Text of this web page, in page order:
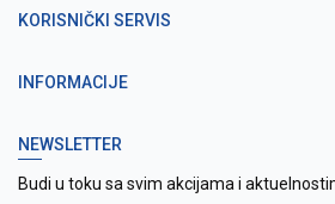
KORISNIČKI SERVIS
INFORMACIJE
NEWSLETTER
Budi u toku sa svim akcijama i